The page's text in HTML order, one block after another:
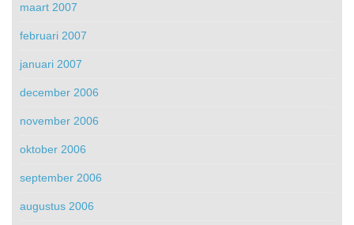
maart 2007
februari 2007
januari 2007
december 2006
november 2006
oktober 2006
september 2006
augustus 2006